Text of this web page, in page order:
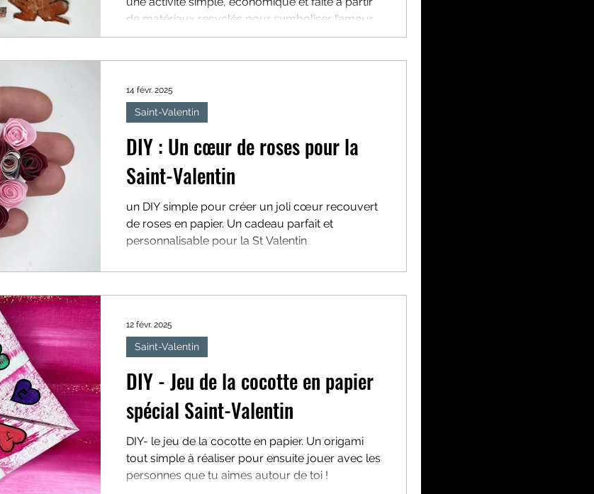
Saint-Valentin Univers et Espace Vie pratique
de matériaux recyclés pour symboliser l’amour
parent-enfant.
DIY : Un cœur de roses pour la
Saint-Valentin
un DIY simple pour créer un joli cœur recouvert
de roses en papier. Un cadeau parfait et
personnalisable pour la St Valentin
Saint-Valentin
14 févr. 2025
DIY - Jeu de la cocotte en papier
spécial Saint-Valentin
DIY- le jeu de la cocotte en papier. Un origami
tout simple à réaliser pour ensuite jouer avec les
personnes que tu aimes autour de toi !
Saint-Valentin
12 févr. 2025